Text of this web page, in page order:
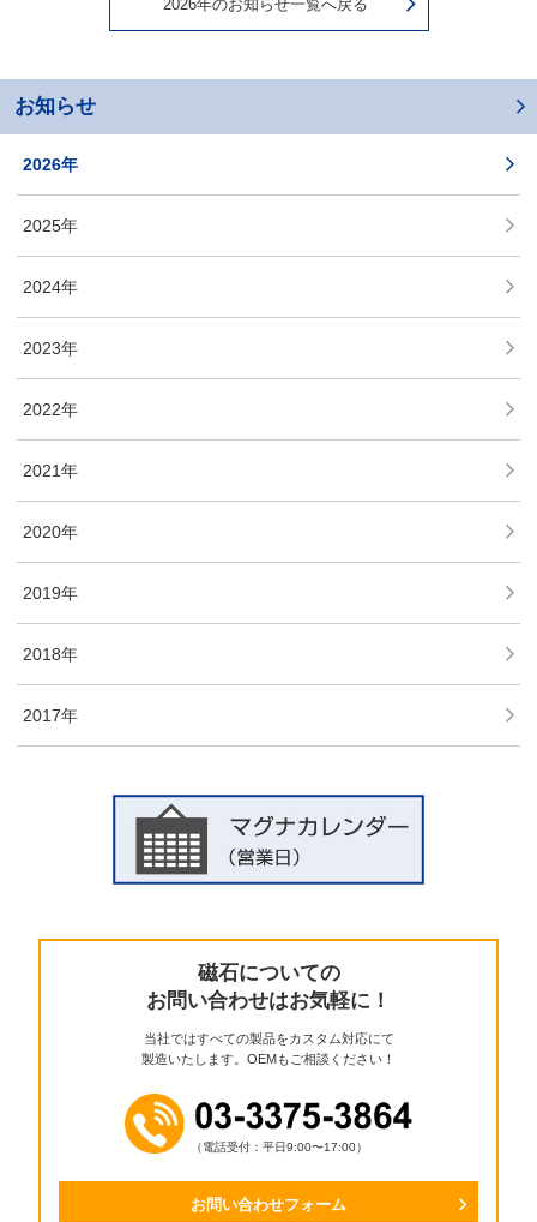
2026年のお知らせ一覧へ戻る
お知らせ
2026年
2025年
2024年
2023年
2022年
2021年
2020年
2019年
2018年
2017年
磁石についての
お問い合わせはお気軽に！
当社ではすべての製品をカスタム対応にて
製造いたします。OEMもご相談ください！
（電話受付：平日9:00〜17:00）
お問い合わせフォーム